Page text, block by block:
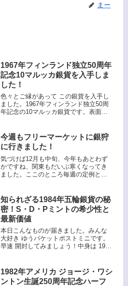
まー
1967年フィンランド独立50周年
記念10マルッカ銀貨を入手しま
した！
色々とご縁があって この銀貨を入手し
ました。1967年フィンランド独立50周
年記念の10マルッカ銀貨です。表面に
然や自由を象徴しています。フィンラ
ンドの国名「SUOMI ...
今週もフリーマーケットに銀狩
に行きました！
気づけば12月も中旬、今年もあとわず
かですね、関東もだいぶ寒くなってき
ました。ここのところ毎週の定例とな
場産品も安く売っているので助かりま
すね。先週 古銭セットを...
知られざる1984年五輪銀貨の秘
密！S・D・Pミントの希少性と
最新価値
本日こんなものが届きました。みんな
大好き ゆうパケットポストミニです。
早速 開封してみましょう！中身は 1984
事は日本限定向けなんですかね🙄1ドル
記念銀貨が入っています😆...
1982年アメリカ ジョージ・ワシ
ントン生誕250周年記念ハーフ